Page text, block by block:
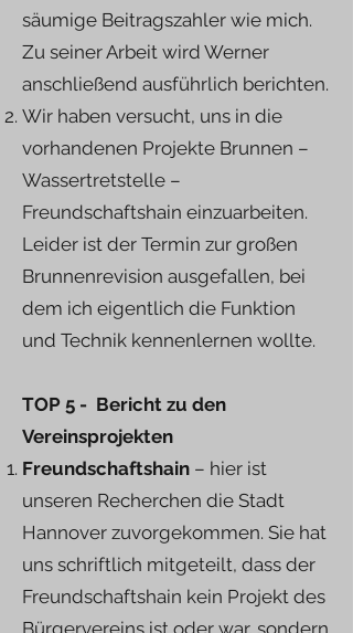
säumige Beitragszahler wie mich.
Zu seiner Arbeit wird Werner
anschließend ausführlich berichten.
Wir haben versucht, uns in die
vorhandenen Projekte Brunnen –
Wassertretstelle –
Freundschaftshain einzuarbeiten.
Leider ist der Termin zur großen
Brunnenrevision ausgefallen, bei
dem ich eigentlich die Funktion
und Technik kennenlernen wollte.
TOP 5 - Bericht zu den
Vereinsprojekten
Freundschaftshain – hier ist
unseren Recherchen die Stadt
Hannover zuvorgekommen. Sie hat
uns schriftlich mitgeteilt, dass der
Freundschaftshain kein Projekt des
Bürgervereins ist oder war, sondern